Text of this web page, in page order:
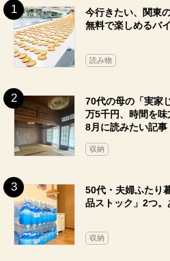
今行きたい、関東
無料で楽しめるバ
読み物
70代の母の「実家
万5千円、時間を味
8月に読みたい記事
収納
50代・夫婦ふたり
品ストック」2つ
収納